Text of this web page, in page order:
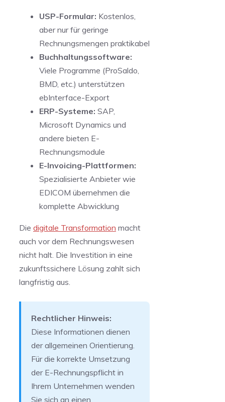
USP-Formular: Kostenlos,
aber nur für geringe
Rechnungsmengen praktikabel
Buchhaltungssoftware:
Viele Programme (ProSaldo,
BMD, etc.) unterstützen
ebInterface-Export
ERP-Systeme: SAP,
Microsoft Dynamics und
andere bieten E-
Rechnungsmodule
E-Invoicing-Plattformen:
Spezialisierte Anbieter wie
EDICOM übernehmen die
komplette Abwicklung
Die digitale Transformation macht
auch vor dem Rechnungswesen
nicht halt. Die Investition in eine
zukunftssichere Lösung zahlt sich
langfristig aus.
Rechtlicher Hinweis:
Diese Informationen dienen
der allgemeinen Orientierung.
Für die korrekte Umsetzung
der E-Rechnungspflicht in
Ihrem Unternehmen wenden
Sie sich an einen